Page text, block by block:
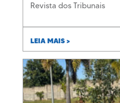
Revista dos Tribunais
LEIA MAIS >